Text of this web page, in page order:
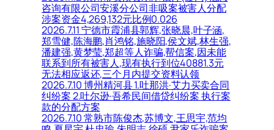
咨询有限公司安溪分公司非吸案被害人分配
涉案资金4,269,132元比例0.026
2026.7.11 宁德市霞浦县郭辉,张晓晨,叶子涵,
郑雪健,陈海鹏,肖鸿铭,施晓阳,侯文斌,林生强,
潘建强,黄梦莹,郑超等人诈骗,帮信案,因未能
联系到所有被害人,现有执行到位40881.3元
无法相应返还,三个月内提交资料认领
2026.7.10 博州精河县 1.吐那洪·艾力买卖合同
纠纷案 2.吐尔逊·吾希民间借贷纠纷案 执行案
款的分配方案
2026.7.10 常熟市陈俊杰,苏博文,王思宇,范均